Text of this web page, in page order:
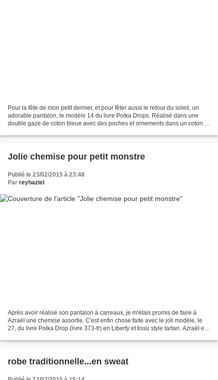
Pour la fête de mon petit dernier, et pour fêter aussi le retour du soleil, un
adorable pantalon, le modèle 14 du livre Polka Drops. Réalisé dans une
double gaze de coton bleue avec des poches et ornements dans un coton à
Jolie chemise pour petit monstre
Publié le 23/02/2015 à 23:48
Par reyhaziel
Après avoir réalisé son pantalon à carreaux, je m'étais promis de faire à
Azraël une chemise assortie. C'est enfin chose faite avec le joli modèle, le
27, du livre Polka Drop (livre 373-fr) en Liberty et tissu style tartan. Azraël est
robe traditionnelle...en sweat